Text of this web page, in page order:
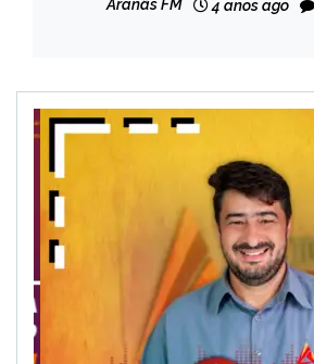
Aranãs FM 4 anos ago